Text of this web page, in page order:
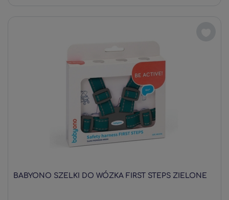
BABYONO SZELKI DO WÓZKA FIRST STEPS ZIELONE